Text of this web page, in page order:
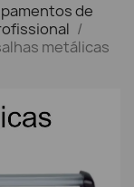
de
metálicas